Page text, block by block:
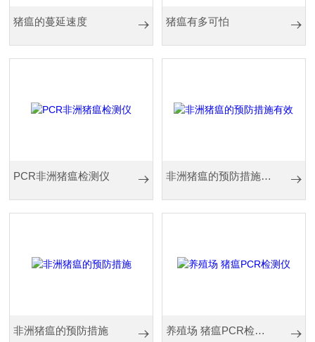
猪瘟的蔓延速度 猪瘟有多可怕
PCR非洲猪瘟检测仪 非洲猪瘟的预防措施有效
非洲猪瘟的预防措施 养殖场 猪瘟PCR检测仪